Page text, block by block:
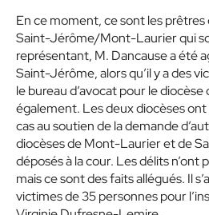
En ce moment, ce sont les prêtres
Saint-Jérôme/Mont-Laurier qui
représentant, M. Dancause a été
Saint-Jérôme, alors qu’il y a des
le bureau d’avocat pour le
également. Les deux diocèses
cas au soutien de la demande
diocèses de Mont-Laurier et de
déposés à la cour. Les délits n’ont
mais ce sont des faits allégués. Il
victimes de 35 personnes pour